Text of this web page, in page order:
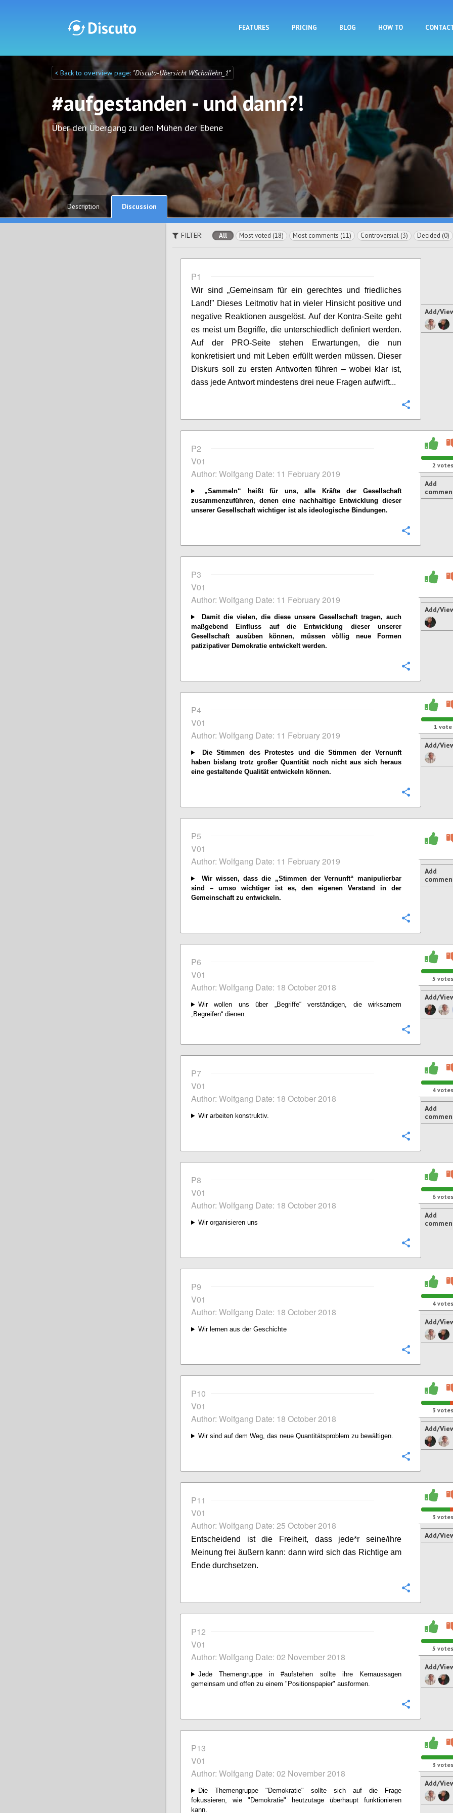
FEATURES PRICING BLOG HOW TO
Discuto
< Back to overview page: "Discuto-Übersicht WSchallehn_1"
#aufgestanden - und dann?!
Über den Übergang zu den Mühen der Ebene
Description
Discussion
FILTER: All Most voted (18) Most comments (11) Controversial (3) Decided (0)
P1
Wir sind „Gemeinsam für ein gerechtes und friedliches
Land!" Dieses Leitmotiv hat in vieler Hinsicht positive und
negative Reaktionen ausgelöst. Auf der Kontra-Seite geht
es meist um Begriffe, die unterschiedlich definiert werden.
Auf der PRO-Seite stehen Erwartungen, die nun
konkretisiert und mit Leben erfüllt werden müssen. Dieser
Diskurs soll zu ersten Antworten führen – wobei klar ist,
dass jede Antwort mindestens drei neue Fragen aufwirft...
Add/
P2
V01
Author: Wolfgang Date: 11 February 2019
„Sammeln“ heißt für uns, alle Kräfte der Gesellschaft
zusammenzuführen, denen eine nachhaltige Entwicklung dieser
unserer Gesellschaft wichtiger ist als ideologische Bindungen.
2 votes
Add
P3
V01
Author: Wolfgang Date: 11 February 2019
Damit die vielen, die diese unsere Gesellschaft tragen, auch
maßgebend Einfluss auf die Entwicklung dieser unserer
Gesellschaft ausüben können, müssen völlig neue Formen
patizipativer Demokratie entwickelt werden.
Add/
P4
V01
Author: Wolfgang Date: 11 February 2019
Die Stimmen des Protestes und die Stimmen der Vernunft
haben bislang trotz großer Quantität noch nicht aus sich heraus
eine gestaltende Qualität entwickeln können.
1 vote
Add/
P5
V01
Author: Wolfgang Date: 11 February 2019
Wir wissen, dass die „Stimmen der Vernunft“ manipulierbar
sind – umso wichtiger ist es, den eigenen Verstand in der
Gemeinschaft zu entwickeln.
Add
P6
V01
Author: Wolfgang Date: 18 October 2018
Wir wollen uns über „Begriffe“ verständigen, die wirksamem
„Begreifen“ dienen.
5 votes
Add/
P7
V01
Author: Wolfgang Date: 18 October 2018
Wir arbeiten konstruktiv.
4votes
Add
P8
V01
Author: Wolfgang Date: 18 October 2018
Wir organisieren uns
6votes
Add
P9
V01
Author: Wolfgang Date: 18 October 2018
Wir lernen aus der Geschichte
4votes
Add/
P10
V01
Author: Wolfgang Date: 18 October 2018
Wir sind auf dem Weg, das neue Quantitätsproblem zu bewältigen.
3 votes
Add/
P11
V01
Author: Wolfgang Date: 25 October 2018
Entscheidend ist die Freiheit, dass jede*r seine/ihre
Meinung frei äußern kann: dann wird sich das Richtige am
Ende durchsetzen.
3 votes
Add/
P12
V01
Author: Wolfgang Date: 02 November 2018
Jede Themengruppe in #aufstehen sollte ihre Kernaussagen
gemeinsam und offen zu einem "Positionspapier" ausformen.
5 votes
Add/
P13
V01
Author: Wolfgang Date: 02 November 2018
Die Themengruppe "Demokratie" sollte sich auf die Frage
fokussieren, wie "Demokratie" heutzutage überhaupt funktionieren
kann.
3 votes
Add/